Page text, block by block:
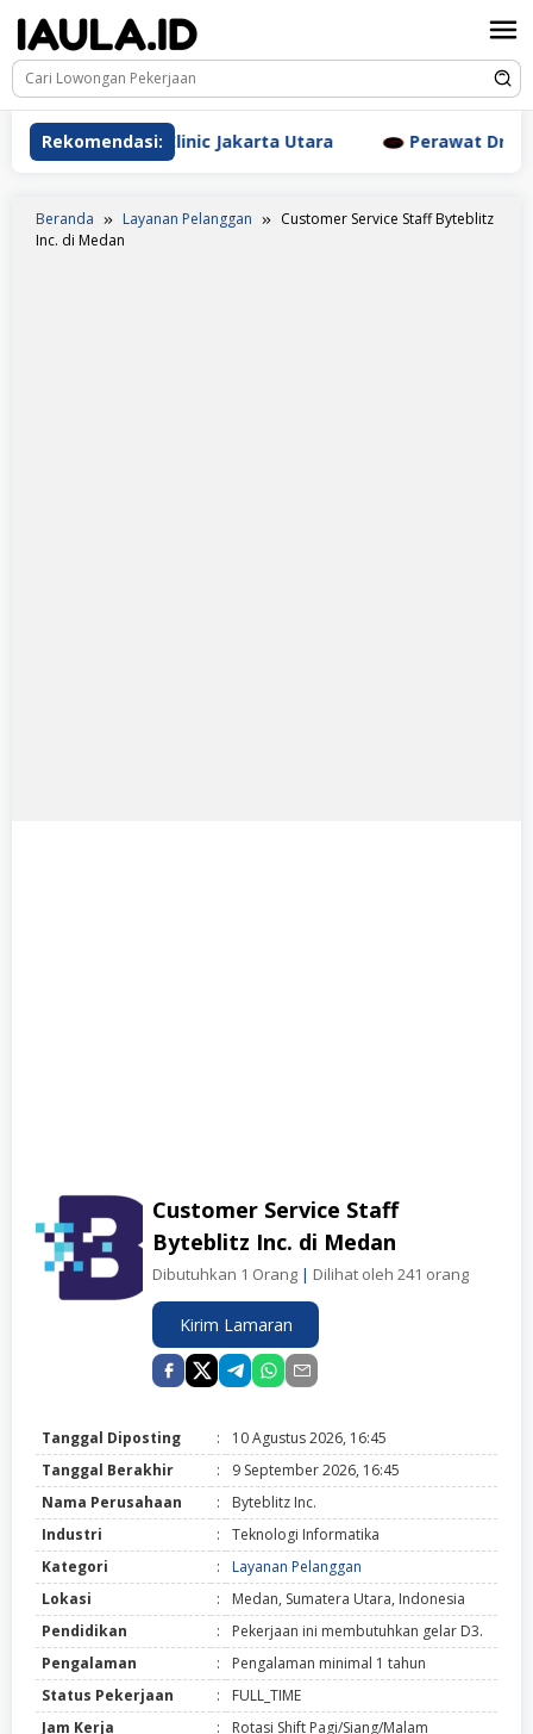
konten
Rekomendasi:
Clinic Jakarta Utara Perawat Dr. Triyanti
Beranda Layanan Pelanggan
Customer Service Staff Byteblitz
Inc. di Medan
Customer Service Staff
Byteblitz Inc. di Medan
Dibutuhkan 1 Orang | Dilihat oleh 241 orang
Kirim Lamaran
Tanggal Diposting :
10 Agustus 2026, 16:45
Tanggal Berakhir
:
9 September 2026, 16:45
Nama Perusahaan
:
Byteblitz Inc.
Industri
:
Teknologi Informatika
Kategori
:
Layanan Pelanggan
Lokasi
:
Medan, Sumatera Utara, Indonesia
Pendidikan
:
Pekerjaan ini membutuhkan gelar D3.
Pengalaman
:
Pengalaman minimal 1 tahun
Status Pekerjaan
:
FULL_TIME
Jam Kerja
:
Rotasi Shift Pagi/Siang/Malam